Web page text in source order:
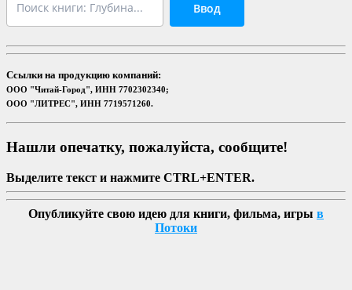
Ввод
Ссылки на продукцию компаний:
ООО "Читай-Город", ИНН 7702302340;
ООО "ЛИТРЕС", ИНН 7719571260.
Нашли опечатку, пожалуйста, сообщите!
Выделите текст и нажмите CTRL+ENTER.
Опубликуйте свою идею для книги, фильма, игры в
Потоки